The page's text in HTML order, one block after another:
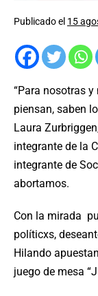
Publicado el 15
“Para nosotras
piensan, saben
Laura
integrante de la
integrante de
abortamos.
Con la mirada
políticxs,
Hilando
juego de mesa